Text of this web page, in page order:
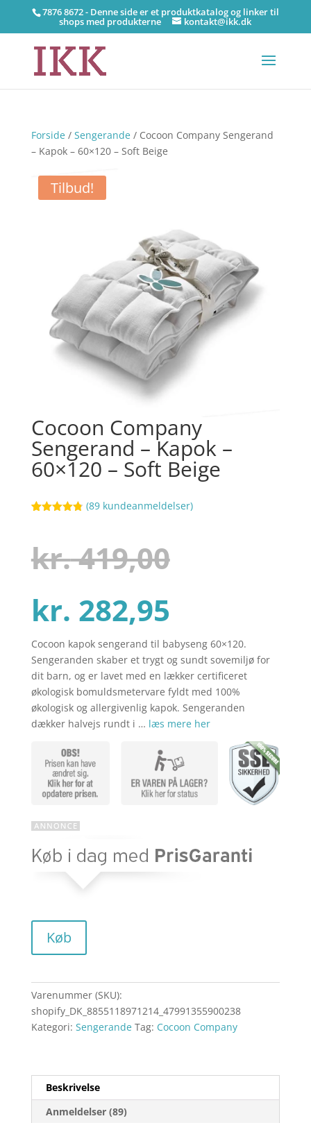
7876 8672 - Denne side er et produktkatalog og linker til
shops med produkterne kontakt@ikk.dk
Forside/ Sengerande/ Cocoon Company Sengerand
– Kapok – 60×120 – Soft Beige
Tilbud!
Cocoon Company
Sengerand – Kapok –
60×120 – Soft Beige
baseret på
kundebedøm
melser
(89 kundeanmeldelser)
kr.419,00
pris
var:
kr.
kr. 282,95
aktuelle
pris
er:
kr.
Cocoon kapok sengerand til babyseng 60×120.
Sengeranden skaber et trygt og sundt sovemiljø for
dit barn, og er lavet med en lækker certificeret
økologisk bomuldsmetervare fyldt med 100%
økologisk og allergivenlig kapok. Sengeranden
dækker halvejs rundt i … læs mere her
Køb
Varenummer (SKU):
shopify_DK_8855118971214_47991355900238
Kategori: Sengerande Tag: Cocoon Company
Beskrivelse
Anmeldelser (89)